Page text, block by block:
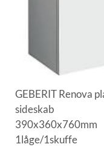
GEBERIT Renova
sideskab
390x360x760mm
1låge/1skuffe